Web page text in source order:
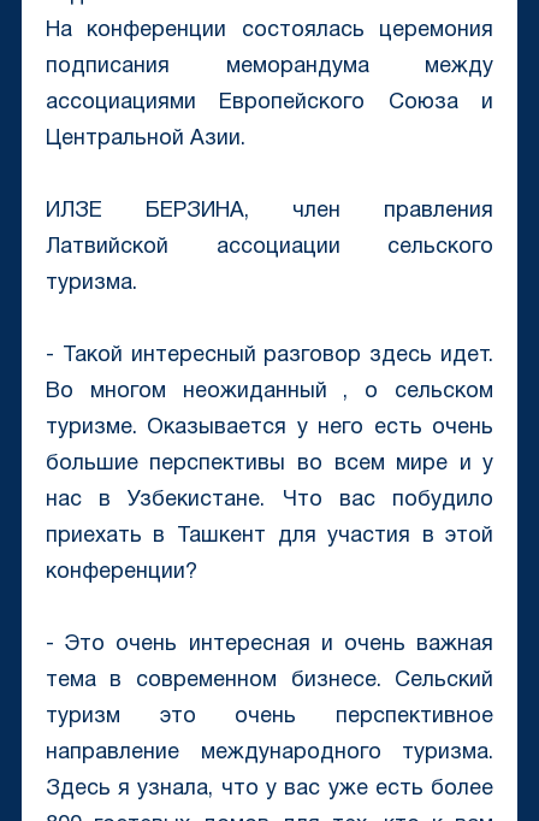
На конференции состоялась церемония
подписания меморандума между
ассоциациями Европейского Союза и
Центральной Азии.
ИЛЗЕ БЕРЗИНА, член правления
Латвийской ассоциации сельского
туризма.
- Такой интересный разговор здесь идет.
Во многом неожиданный , о сельском
туризме. Оказывается у него есть очень
большие перспективы во всем мире и у
нас в Узбекистане. Что вас побудило
приехать в Ташкент для участия в этой
конференции?
- Это очень интересная и очень важная
тема в современном бизнесе. Сельский
туризм это очень перспективное
направление международного туризма.
Здесь я узнала, что у вас уже есть более